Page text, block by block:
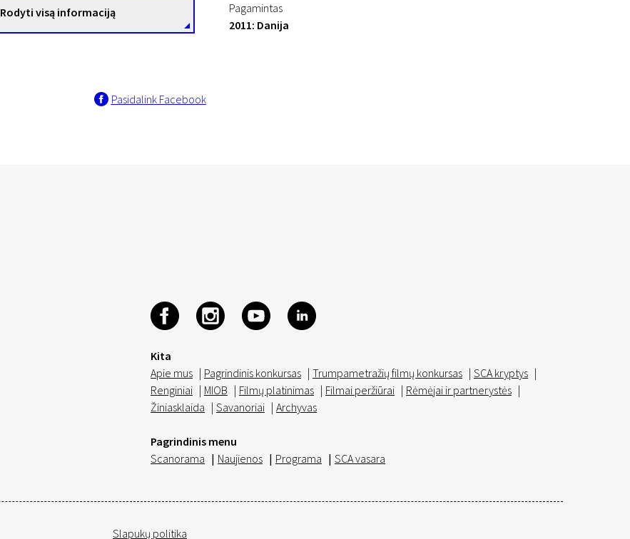
Rodyti visą informaciją
Pagamintas
2011: Danija
Pasidalink Facebook
Kita
Apie mus | Pagrindinis konkursas | Trumpametražių filmų konkursas | SCA kryptys |
Renginiai | MIOB | Filmų platinimas | Filmai peržiūrai | Rėmėjai ir partnerystės |
Žiniasklaida | Savanoriai | Archyvas
Pagrindinis menu
Scanorama | Naujienos | Programa | SCA vasara
Slapukų politika